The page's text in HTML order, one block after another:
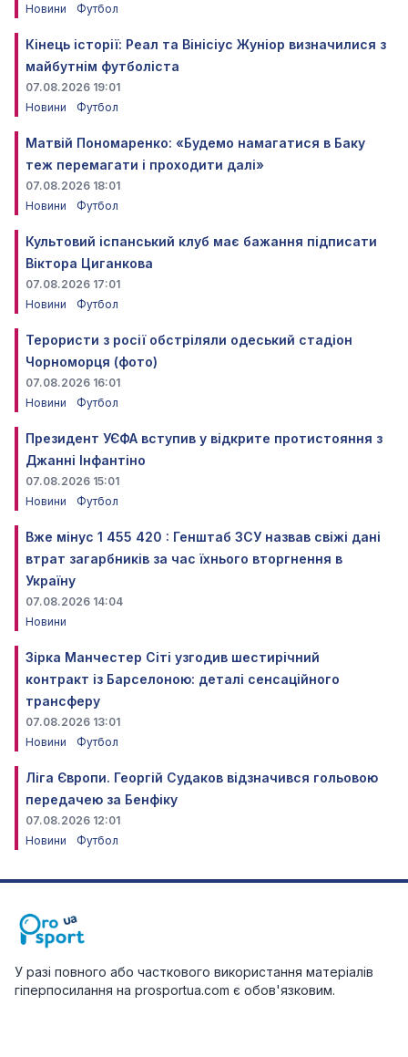
Новини
Футбол
Кінець історії: Реал та Вінісіус Жуніор визначилися з
майбутнім футболіста
07.08.2026 19:01
Новини
Футбол
Матвій Пономаренко: «Будемо намагатися в Баку
теж перемагати і проходити далі»
07.08.2026 18:01
Новини
Футбол
Культовий іспанський клуб має бажання підписати
Віктора Циганкова
07.08.2026 17:01
Новини
Футбол
Терористи з росії обстріляли одеський стадіон
Чорноморця (фото)
07.08.2026 16:01
Новини
Футбол
Президент УЄФА вступив у відкрите протистояння з
Джанні Інфантіно
07.08.2026 15:01
Новини
Футбол
Вже мінус 1 455 420 : Генштаб ЗСУ назвав свіжі дані
втрат загарбників за час їхнього вторгнення в
Україну
07.08.2026 14:04
Новини
Зірка Манчестер Сіті узгодив шестирічний
контракт із Барселоною: деталі сенсаційного
трансферу
07.08.2026 13:01
Новини
Футбол
Ліга Європи. Георгій Судаков відзначився гольовою
передачею за Бенфіку
07.08.2026 12:01
Новини
Футбол
У разі повного або часткового використання матеріалів
гіперпосилання на prosportua.com є обов'язковим.